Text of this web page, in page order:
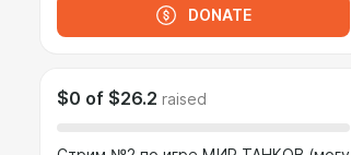
DONATE
$0 of $26.2 raised